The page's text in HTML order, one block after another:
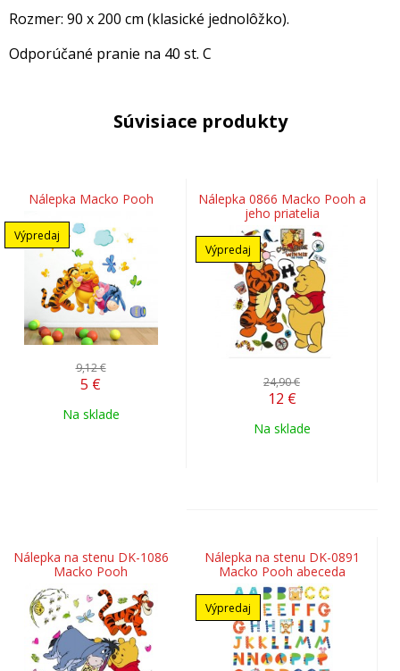
Rozmer: 90 x 200 cm (klasické jednolôžko).
Odporúčané pranie na 40 st. C
Súvisiace produkty
Nálepka Macko Pooh
Výpredaj
9,12 €
5 €
Na sklade
Nálepka 0866 Macko Pooh a
jeho priatelia
Výpredaj
24,90 €
12 €
Na sklade
Nálepka na stenu DK-1086
Macko Pooh
Nálepka na stenu DK-0891
Macko Pooh abeceda
Výpredaj